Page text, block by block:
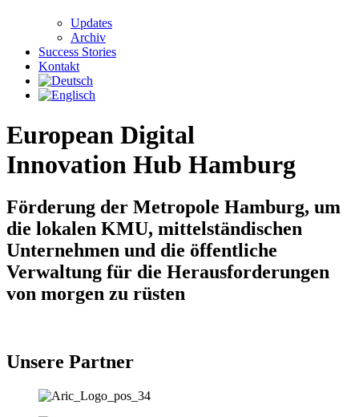
Updates
Archiv
Success Stories
Kontakt
European Digital
Innovation Hub Hamburg
Förderung der Metropole Hamburg, um
die lokalen KMU, mittelständischen
Unternehmen und die öffentliche
Verwaltung für die Herausforderungen
von morgen zu rüsten
Unsere Partner